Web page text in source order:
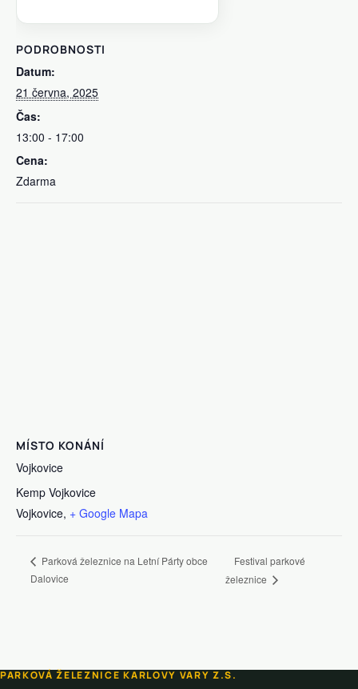
PODROBNOSTI
Datum:
21 června, 2025
Čas:
13:00 - 17:00
Cena:
Zdarma
MÍSTO KONÁNÍ
Vojkovice
Kemp Vojkovice
Vojkovice, + Google Mapa
Parková železnice na Letní Párty obce
Dalovice
Festival parkové
železnice
PARKOVÁ ŽELEZNICE KARLOVY VARY Z.S.